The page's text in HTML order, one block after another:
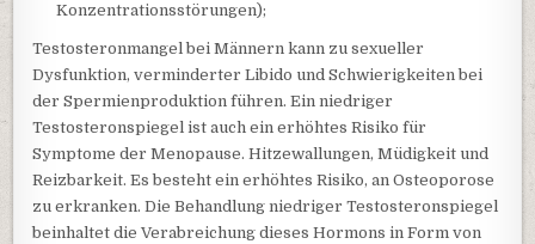
Konzentrationsstörungen);
Testosteronmangel bei Männern kann zu sexueller
Dysfunktion, verminderter Libido und Schwierigkeiten bei
der Spermienproduktion führen. Ein niedriger
Testosteronspiegel ist auch ein erhöhtes Risiko für
Symptome der Menopause. Hitzewallungen, Müdigkeit und
Reizbarkeit. Es besteht ein erhöhtes Risiko, an Osteoporose
zu erkranken. Die Behandlung niedriger Testosteronspiegel
beinhaltet die Verabreichung dieses Hormons in Form von